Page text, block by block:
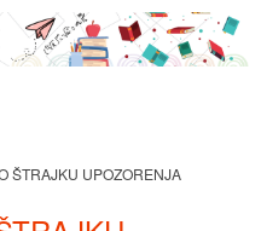
ŠTRAJKU UPOZORENJA